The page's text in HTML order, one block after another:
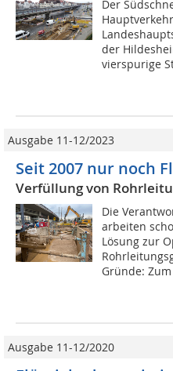
Der
der
vierspurige
Ausgabe 11-12/2023
Seit 2007 nur noch
Verfüllung von
Die
arbeiten
Lösung zur
Gründe:
Ausgabe 11-12/2020